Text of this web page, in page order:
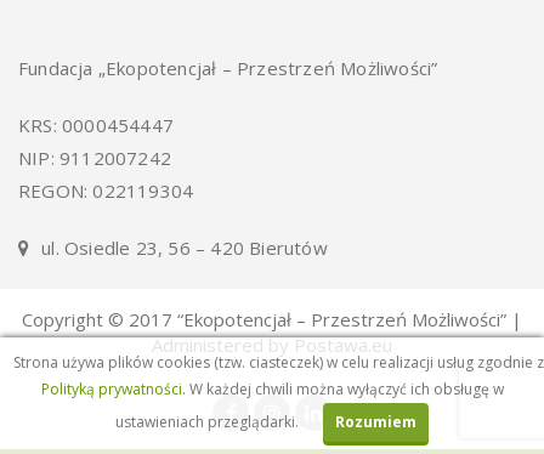
Fundacja „Ekopotencjał – Przestrzeń Możliwości”
KRS: 0000454447
NIP: 9112007242
REGON: 022119304
ul. Osiedle 23, 56 – 420 Bierutów
Copyright © 2017 “Ekopotencjał – Przestrzeń Możliwości” |
Administered by Postawa.eu
Strona używa plików cookies (tzw. ciasteczek) w celu realizacji usług zgodnie z
Polityką prywatności. W każdej chwili można wyłączyć ich obsługę w
ustawieniach przeglądarki.
Rozumiem